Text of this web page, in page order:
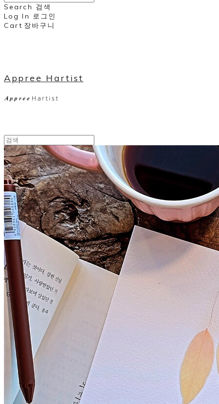
Search 검색
Log In 로그인
Cart 장바구니
Appree Hartist